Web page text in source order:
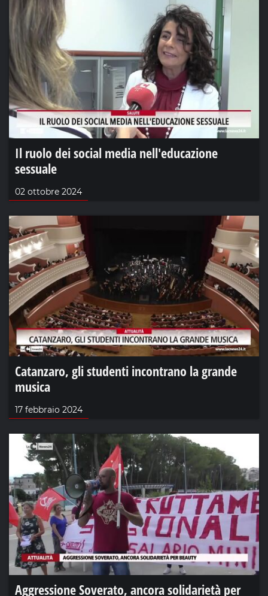
Il ruolo dei social media nell'educazione
sessuale
02 ottobre 2024
Catanzaro, gli studenti incontrano la grande
musica
17 febbraio 2024
Aggressione Soverato, ancora solidarietà per